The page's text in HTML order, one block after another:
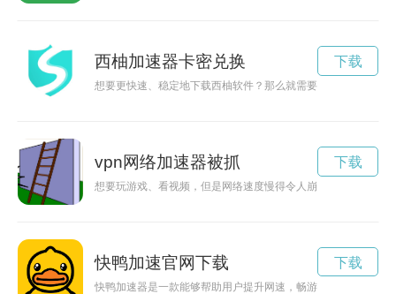
西柚加速器卡密兑换
想要更快速、稳定地下载西柚软件？那么就需要借助于加速器
下载
vpn网络加速器被抓
想要玩游戏、看视频，但是网络速度慢得令人崩溃？那就试试
下载
快鸭加速官网下载
快鸭加速器是一款能够帮助用户提升网速，畅游网络世界的加
下载